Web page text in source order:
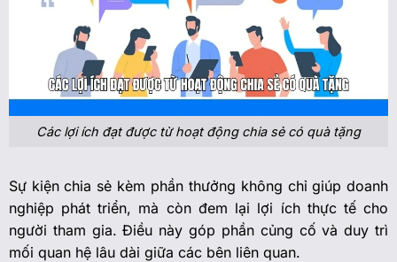
Các lợi ích đạt được từ hoạt động chia sẻ có quà tặng
Sự kiện chia sẻ kèm phần thưởng không chỉ giúp doanh
nghiệp phát triển, mà còn đem lại lợi ích thực tế cho
người tham gia. Điều này góp phần củng cố và duy trì
mối quan hệ lâu dài giữa các bên liên quan.